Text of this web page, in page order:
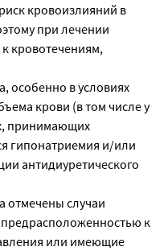
кровоизлияний в
при лечении
кровотечениям,
особенно в условиях
крови (в том числе у
принимающих
гипонатриемия и/или
антидиуретического
отмечены случаи
к
или имеющие